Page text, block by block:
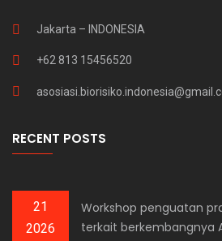
Jakarta – INDONESIA
+62 813 15456520
RECENT POSTS
21
2026
Workshop penguatan
terkait berkembangnya